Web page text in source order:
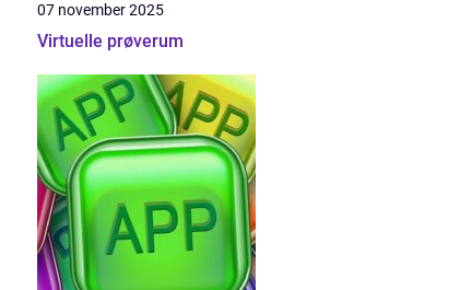
07 november 2025
Virtuelle prøverum